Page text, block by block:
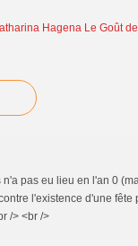
Hagena Le Goût
pas eu lieu en l'an 0
l'existence d'une
/> <br />